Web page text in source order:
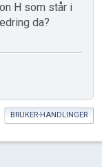
H som står i
da?
BRUKER-HANDLINGER